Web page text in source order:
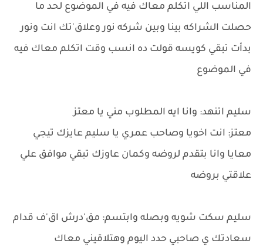
المناسب اللي اتكلم معاك فيه في الموضوع لحد ما
حصلت الشراكه بينا وبين شركه نور وعلاق'تك انت ونور
بدأت تبقي كويسه قولت ده انسب وقت اتكلم معاك فيه
في الموضوع
سليم اتنهد: وانا ايه المطلوب مني يا معتز
معتز: انت اخويا وصاحب عمري يا سليم عايزك تيجي
معايا وانا بتقدم لروضه وكمان عاوزك تبقي موافق علي
علاقتي بروضه
سليم سكت شويه وبصله وابتسم: مق'درش اق'ف قدام
سعادتك ي صاحبي حدد اليوم وهتلاقيني معاك